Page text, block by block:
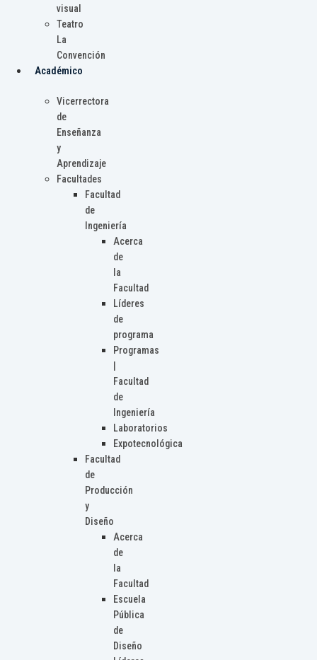
visual
Teatro
La
Convención
Académico
Vicerrectora
de
Enseñanza
y
Aprendizaje
Facultades
Facultad
de
Ingeniería
Acerca
de
la
Facultad
Líderes
de
programa
Programas
Facultad
de
Ingeniería
Laboratorios
Expotecnológica
Facultad
de
Producción
y
Diseño
Acerca
de
la
Facultad
Escuela
Pública
de
Diseño